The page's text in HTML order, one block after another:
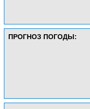
ПРОГНОЗ ПОГОДЫ: